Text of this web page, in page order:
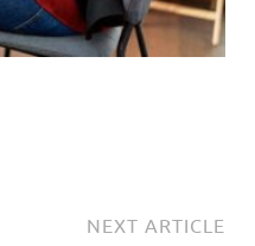
NEXT ARTICLE